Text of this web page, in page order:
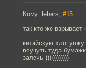
Кому: lehers, #15
так кто же взрывает
китайскую
всунуть туда
залечь ))))))))))))